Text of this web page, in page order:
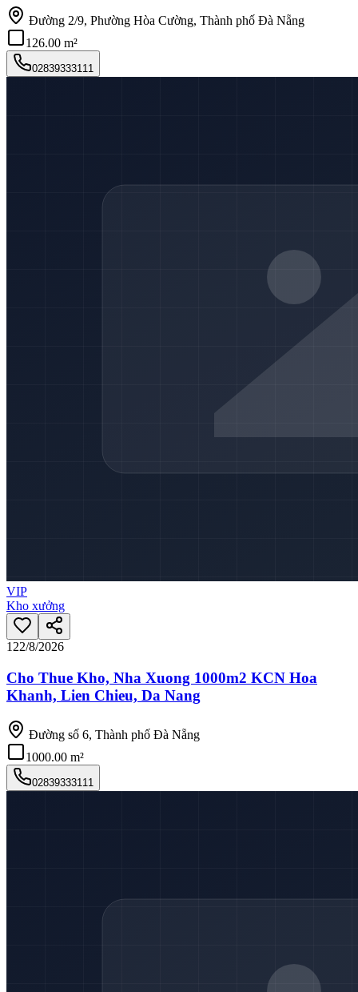
Đường 2/9, Phường Hòa Cường, Thành phố Đà Nẵng
126.00 m²
02839333111
VIP
Kho xưởng
122/8/2026
Cho Thue Kho, Nha Xuong 1000m2 KCN Hoa
Khanh, Lien Chieu, Da Nang
Đường số 6, Thành phố Đà Nẵng
1000.00 m²
02839333111